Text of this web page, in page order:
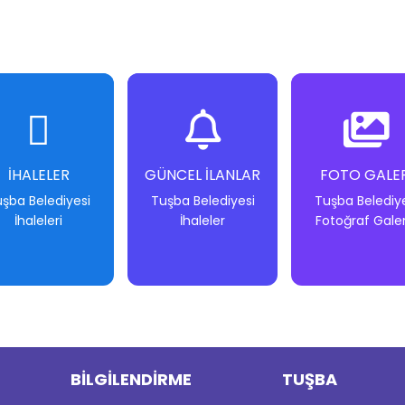
İHALELER
Belediyesi
İhaleleri
GÜNCEL İLANLAR
Tuşba Belediyesi
İhaleler
FOTO
Tuşba
Fotoğraf
BİLGİLENDİRME TUŞBA